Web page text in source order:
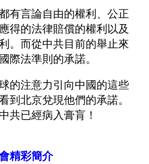
有言論自由的權利、公正
得的法律賠償的權利以及
。而從中共目前的舉止來
際法準則的承諾。
的注意力引向中國的這些
到北京兌現他們的承諾。
共已經病入膏肓！
精彩簡介